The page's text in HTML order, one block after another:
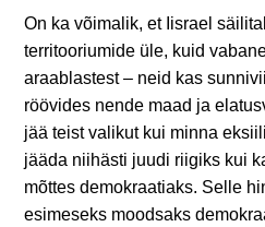
On ka võimalik, et Iisrael
territooriumide üle, kuid
araablastest – neid kas
röövides nende maad ja
jää teist valikut kui minna
jääda niihästi juudi riigiks kui
mõttes demokraatiaks. Selle
esimeseks moodsaks